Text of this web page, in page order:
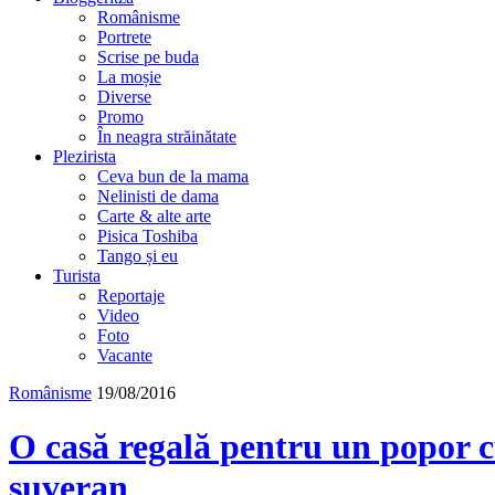
Românisme
Portrete
Scrise pe buda
La moșie
Diverse
Promo
În neagra străinătate
Plezirista
Ceva bun de la mama
Nelinisti de dama
Carte & alte arte
Pisica Toshiba
Tango și eu
Turista
Reportaje
Video
Foto
Vacante
Românisme 19/08/2016
O casă regală pentru un popor